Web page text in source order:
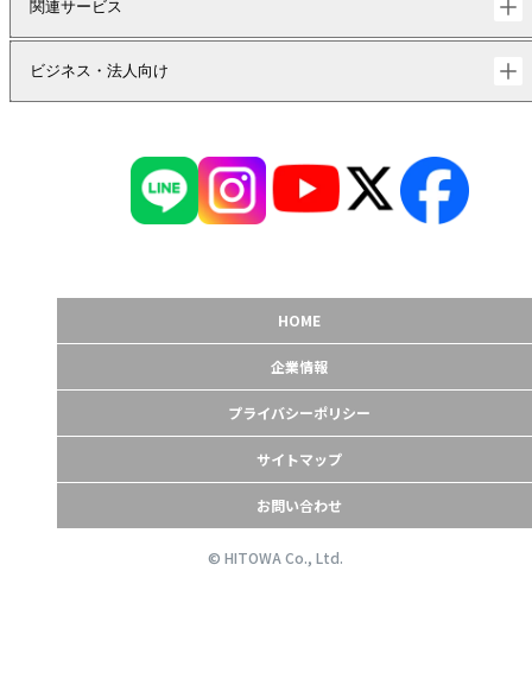
関連サービス
ビジネス・法人向け
HOME
企業情報
プライバシーポリシー
サイトマップ
お問い合わせ
© HITOWA Co., Ltd.